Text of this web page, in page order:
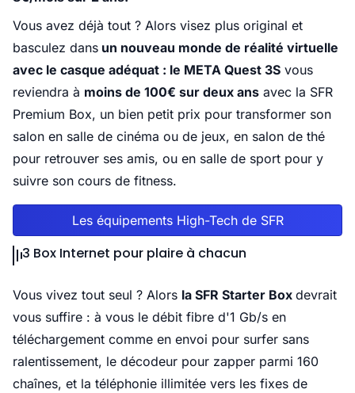
Vous avez déjà tout ? Alors visez plus original et
basculez dans un nouveau monde de réalité virtuelle
avec le casque adéquat : le META Quest 3S vous
reviendra à moins de 100€ sur deux ans avec la SFR
Premium Box, un bien petit prix pour transformer son
salon en salle de cinéma ou de jeux, en salon de thé
pour retrouver ses amis, ou en salle de sport pour y
suivre son cours de fitness.
Les équipements High-Tech de SFR
3 Box Internet pour plaire à chacun
Vous vivez tout seul ? Alors la SFR Starter Box devrait
vous suffire : à vous le débit fibre d'1 Gb/s en
téléchargement comme en envoi pour surfer sans
ralentissement, le décodeur pour zapper parmi 160
chaînes, et la téléphonie illimitée vers les fixes de